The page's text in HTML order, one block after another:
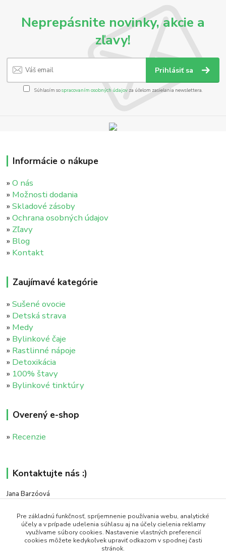
Neprepásnite novinky, akcie a
zľavy!
Prihlásiť sa
Súhlasím sospracovaním osobných údajov za účelom zasielania newslettera.
Informácie o nákupe
»O nás
» Možnosti dodania
»Skladové zásoby
»Ochrana osobných údajov
» Zľavy
» Blog
» Kontakt
Zaujímavé kategórie
»Sušené ovocie
» Detská strava
» Medy
» Bylinkové čaje
» Rastlinné nápoje
» Detoxikácia
» 100% štavy
» Bylinkové tinktúry
Overený e-shop
» Recenzie
Kontaktujte nás :)
Jana Barzóová
(PO - PIA, 8:00 - 18:00)
objednavky@naturaj.sk
Pre základnú funkčnosť, spríjemnenie používania webu, analytické
účely a v prípade udelenia súhlasu aj na účely cielenia reklamy
využívame súbory cookies. Nastavenie vlastných preferencií
cookies môžete kedykoľvek upraviť odkazom v spodnej časti
stránok.